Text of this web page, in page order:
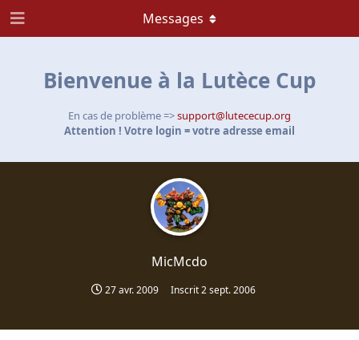
Bienvenue à la Lutèce Cup
En cas de problème =>support@lutececup.org
Attention ! Votre login = votre adresse email
MicMcdo
27 avr. 2009 Inscrit2 sept. 2006
Messages